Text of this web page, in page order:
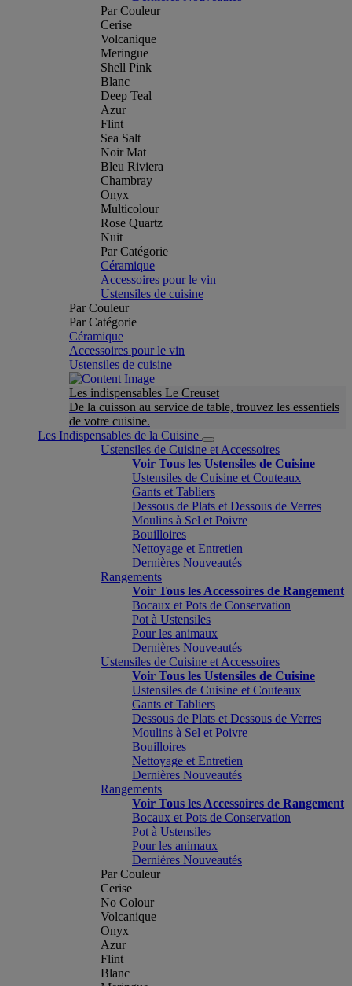
Par Couleur
Cerise
Volcanique
Meringue
Shell Pink
Blanc
Deep Teal
Azur
Flint
Sea Salt
Noir Mat
Bleu Riviera
Chambray
Onyx
Multicolour
Rose Quartz
Nuit
Par Catégorie
Céramique
Accessoires pour le vin
Ustensiles de cuisine
Par Couleur
Par Catégorie
Céramique
Accessoires pour le vin
Ustensiles de cuisine
Les indispensables Le Creuset
De la cuisson au service de table, trouvez les essentiels
de votre cuisine.
Les Indispensables de la Cuisine
Ustensiles de Cuisine et Accessoires
Voir Tous les Ustensiles de Cuisine
Ustensiles de Cuisine et Couteaux
Gants et Tabliers
Dessous de Plats et Dessous de Verres
Moulins à Sel et Poivre
Bouilloires
Nettoyage et Entretien
Dernières Nouveautés
Rangements
Voir Tous les Accessoires de Rangement
Bocaux et Pots de Conservation
Pot à Ustensiles
Pour les animaux
Dernières Nouveautés
Ustensiles de Cuisine et Accessoires
Voir Tous les Ustensiles de Cuisine
Ustensiles de Cuisine et Couteaux
Gants et Tabliers
Dessous de Plats et Dessous de Verres
Moulins à Sel et Poivre
Bouilloires
Nettoyage et Entretien
Dernières Nouveautés
Rangements
Voir Tous les Accessoires de Rangement
Bocaux et Pots de Conservation
Pot à Ustensiles
Pour les animaux
Dernières Nouveautés
Par Couleur
Cerise
No Colour
Volcanique
Onyx
Azur
Flint
Blanc